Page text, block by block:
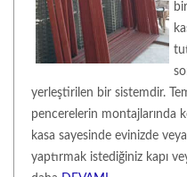
yerleştirilen bir sistemdir.
pencerelerin montajlarında
kasa sayesinde evinizde
yaptırmak istediğiniz kapı